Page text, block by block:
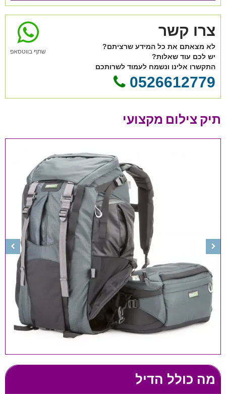
שתף בווטסאפ
צרו קשר
לא מצאתם את כל המידע שרציתם?
יש לכם עוד שאלות?
התקשרו אלינו ונשמח לעמוד לשרותכם
0526612779
תיק צילום מקצועי
מה כולל הדיל